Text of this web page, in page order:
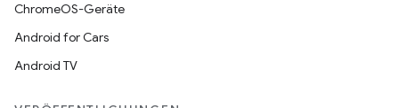
ChromeOS-Geräte
Android for Cars
Android TV